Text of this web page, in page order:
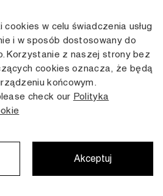
KONTO
Moje konto
Historia
INFORMACJE
Dostawa
Regulamin
Karta stałego
Klienta
w celu świadczenia usług
i w sposób dostosowany do
Korzystanie z naszej strony bez
cookies oznacza, że będą
końcowym.
check our Polityka
Akceptuj